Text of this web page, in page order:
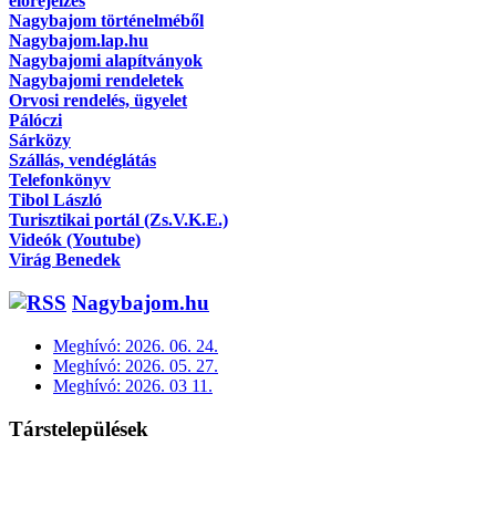
Nagybajom történelméből
Nagybajom.lap.hu
Nagybajomi alapítványok
Nagybajomi rendeletek
Orvosi rendelés, ügyelet
Pálóczi
Sárközy
Szállás, vendéglátás
Telefonkönyv
Tibol László
Turisztikai portál (Zs.V.K.E.)
Videók (Youtube)
Virág Benedek
Nagybajom.hu
Meghívó: 2026. 06. 24.
Meghívó: 2026. 05. 27.
Meghívó: 2026. 03 11.
Társtelepülések